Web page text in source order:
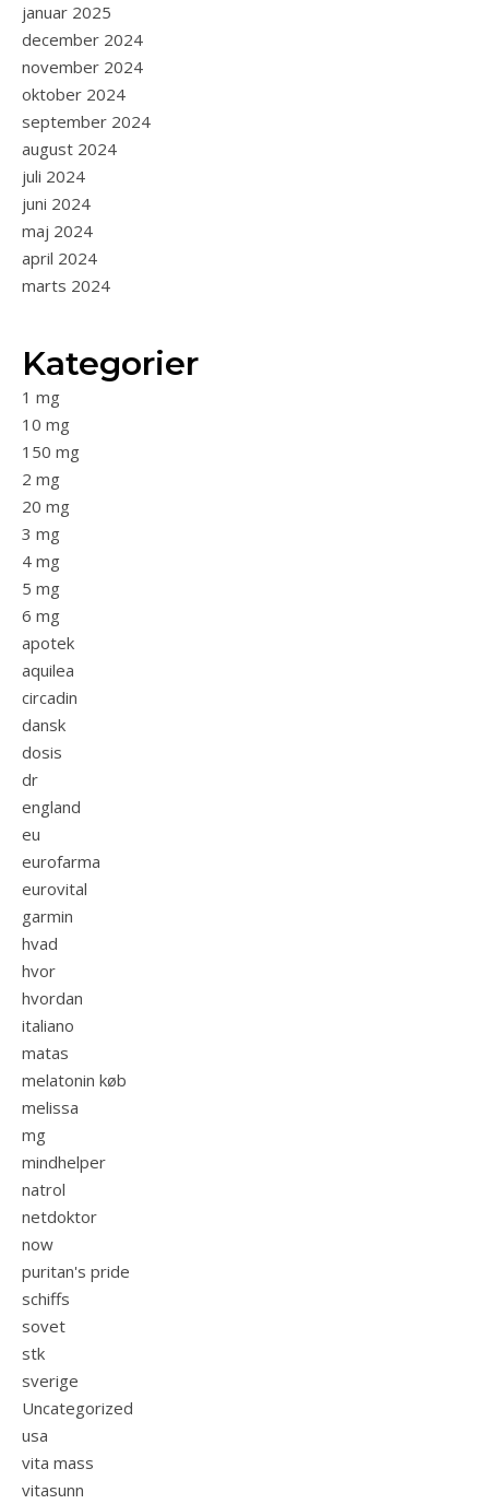
januar 2025
december 2024
november 2024
oktober 2024
september 2024
august 2024
juli 2024
juni 2024
maj 2024
april 2024
marts 2024
Kategorier
1 mg
10 mg
150 mg
2 mg
20 mg
3 mg
4 mg
5 mg
6 mg
apotek
aquilea
circadin
dansk
dosis
dr
england
eu
eurofarma
eurovital
garmin
hvad
hvor
hvordan
italiano
matas
melatonin køb
melissa
mg
mindhelper
natrol
netdoktor
now
puritan's pride
schiffs
sovet
stk
sverige
Uncategorized
usa
vita mass
vitasunn